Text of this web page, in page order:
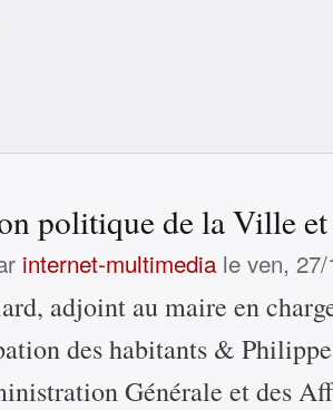
politique de la Ville
internet-multimedia le ven,
adjoint au maire en
des habitants &
Générale et des